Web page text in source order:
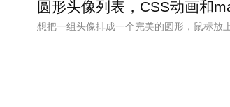
圆形头像列表，CSS动画和
想把一组头像排成一个完美的圆形，鼠标放